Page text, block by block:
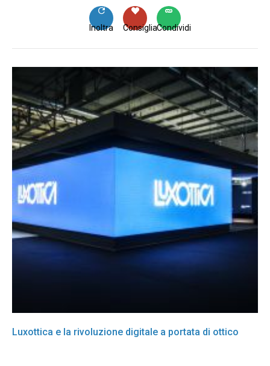
Condividi
Consiglia
Inoltra
Luxottica e la rivoluzione digitale a portata di ottico